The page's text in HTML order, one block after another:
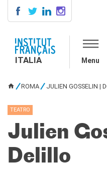
SCUOLA &
Cooperazione
IL PALAZZO
Contatti
ITALIA Menu
ROMA JULIEN GOSSELIN |
TEATRO
Julien
Delillo